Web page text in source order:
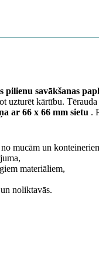
pilienu savākšanas
uzturēt kārtību.
ar 66 x 66 mm sietu .
mucām un
materiāliem,
noliktavās.